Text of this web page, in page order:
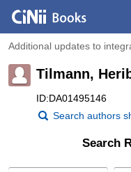
Additional updates to
Tilmann,
ID:DA01495146
Search authors
Search